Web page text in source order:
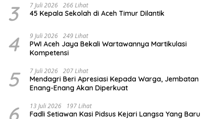
3 7 Juli 2026 266 Lihat
45 Kepala Sekolah di Aceh Timur Dilantik
4 9 Juli 2026 249 Lihat
PWI Aceh Jaya Bekali Wartawannya Martikulasi
Kompetensi
5 7 Juli 2026 207 Lihat
Mendagri Beri Apresiasi Kepada Warga, Jembatan
Enang-Enang Akan Diperkuat
6 13 Juli 2026 197 Lihat
Fadli Setiawan Kasi Pidsus Kejari Langsa Yang Baru